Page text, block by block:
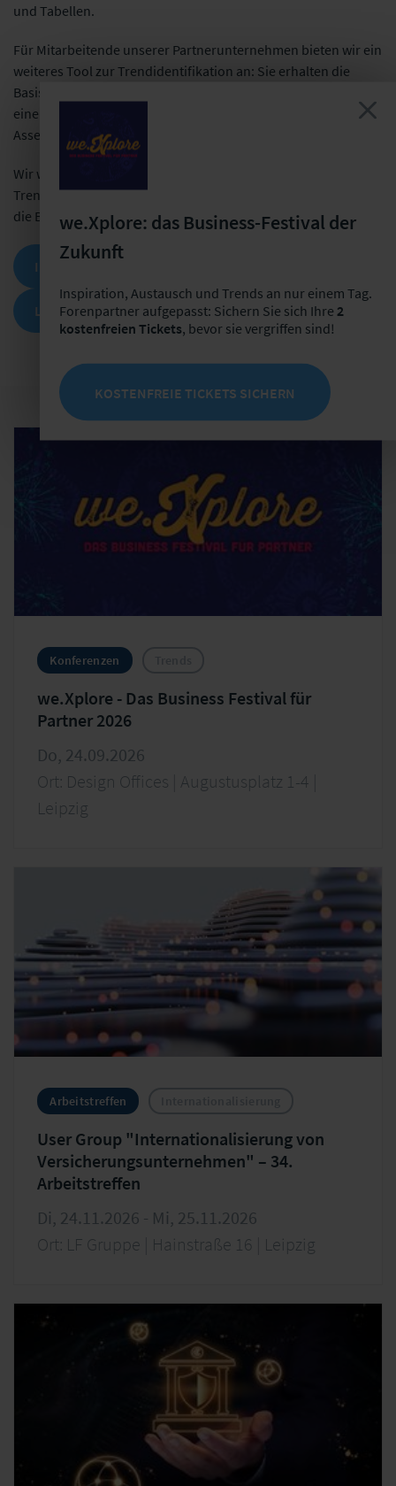
und Tabellen.
Für Mitarbeitende unserer Partnerunternehmen bieten wir ein
weiteres Tool zur Trendidentifikation an: Sie erhalten die
Basisversion unseres
einen Einblick in relevante Mega- und Subtrends, die die
Assekuranz in den kommenden Jahren beschäftigen werden.
Wir wünschen Ihnen viel Erfolg beim aktiven
Trendmanagement und sind gespannt, mit welchen Lösungen
die Branche auf zukünftige Entwicklungen reagieren wird.
INSIGHT EXPERTENPANEL
LEIPZIGER ZUKUNFTSMODELL (LZM)
Konferenzen
we.Xplore - Das Business Festival für
Partner 2026
Do, 24.09.2026
Ort: Design Offices | Augustusplatz 1-4 |
Leipzig
Arbeitstreffen
User Group "Internationalisierung von
Versicherungsunternehmen" – 34.
Arbeitstreffen
Di, 24.11.2026 - Mi, 25.11.2026
Ort: LF Gruppe | Hainstraße 16 | Leipzig
we.Xplore: das Business-Festival der
Zukunft
Inspiration, Austausch und Trends an nur einem Tag.
Forenpartner aufgepasst: Sichern Sie sich Ihre 2
kostenfreien Tickets, bevor sie vergriffen sind!
KOSTENFREIE TICKETS SICHERN